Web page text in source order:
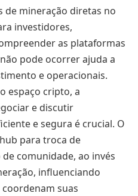
de mineração diretas no
investidores,
as plataformas
pode ocorrer ajuda a
e operacionais.
espaço cripto, a
e discutir
e segura é crucial. O
para troca de
comunidade, ao invés
influenciando
suas